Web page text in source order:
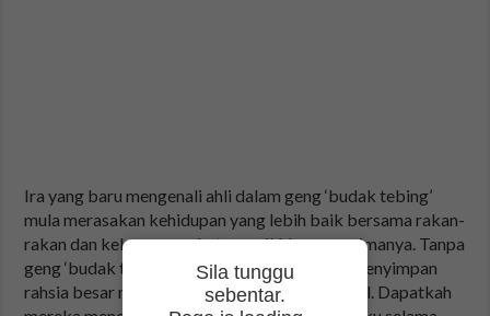
Ira yang baru mengenali ahli dalam geng ‘budak tebing’
mula merasakan kehidupan yang lebih baik bersama rakan-
rakan dan keluarga angkat yang ikhlas menerimanya. Tanpa
geng ‘budak tebing’ ketahui, Ira sebenarnya menyimpan
rahsia besar melibatkan Arif, Tongki dan Yoyol. Dapatkah
Sila tunggu
sebentar.